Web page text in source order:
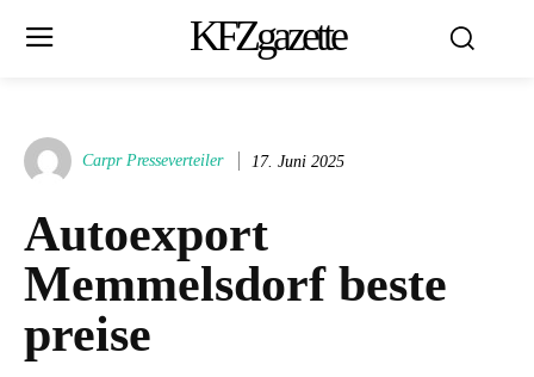
KFZgazette
Carpr Presseverteiler 17. Juni 2025
Autoexport
Memmelsdorf beste
preise